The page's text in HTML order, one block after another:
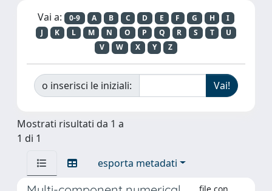
Vai a: 0-9 A B C D E F G H
I
J
K L M N O P Q R S T
U
V
W X Y Z
o inserisci le iniziali:
Mostrati risultati da 1 a
1 di 1
esporta metadati
file con